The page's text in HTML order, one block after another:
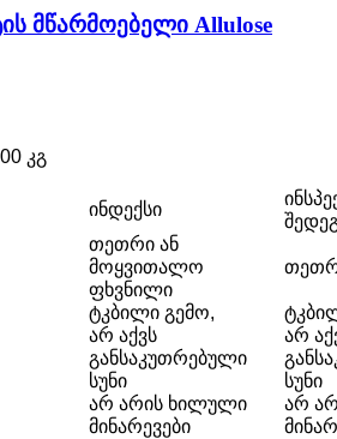
მწარმოებელი Allulose
კგ
ინდექსი
თეთრი ან
მოყვითალო
ფხვნილი
ტკბილი გემო,
არ აქვს
განსაკუთრებული
სუნი
არ
სუნი
არ არის ხილული
მინარევები
არ